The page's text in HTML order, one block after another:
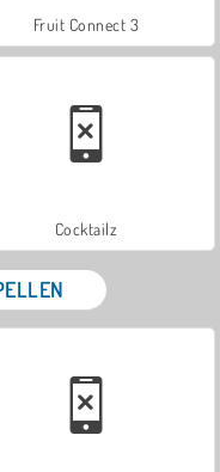
Fruit Connect 3
Cocktailz